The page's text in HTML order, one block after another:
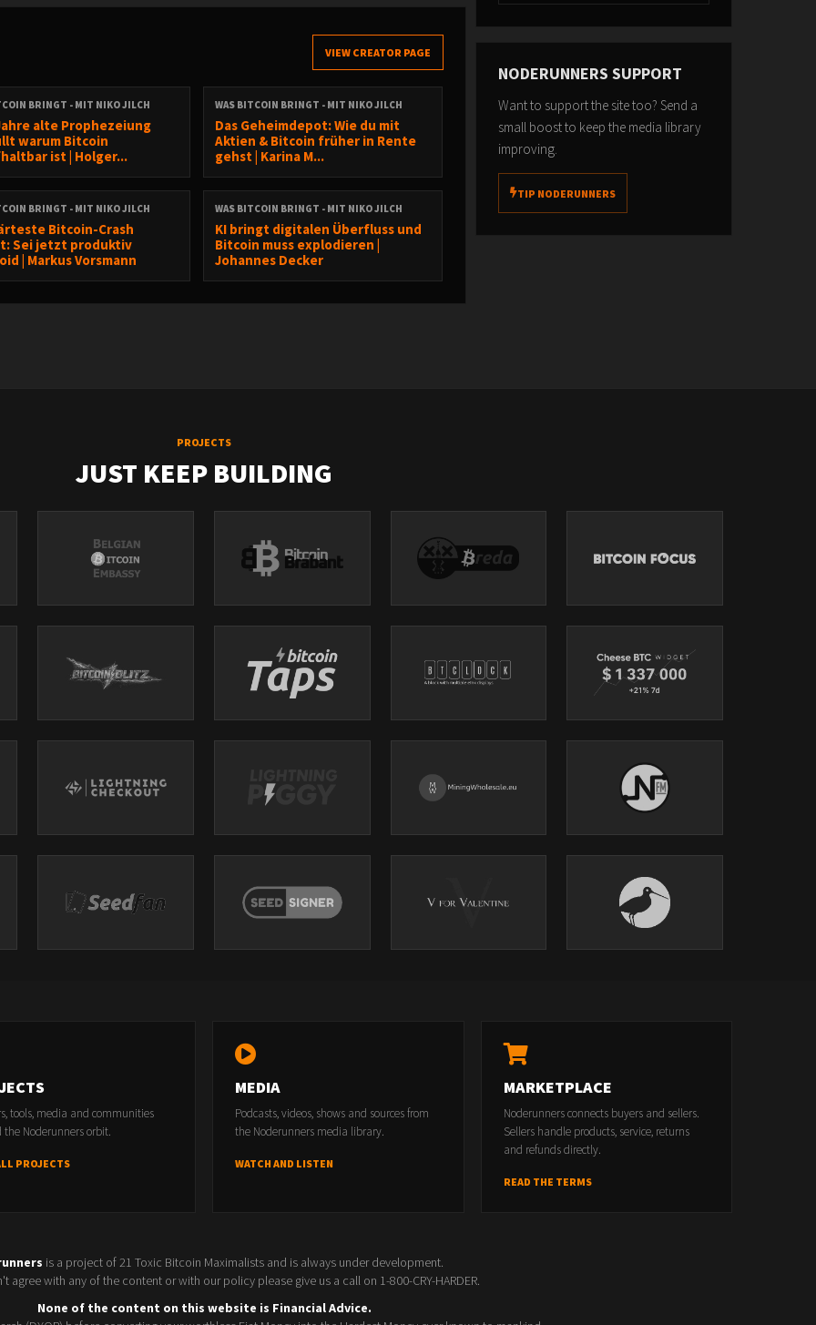
⭐️️️⭐️⭐️⭐️⭐️ bei
Apple und ein bei YouTubesehr freuen.
sowie die darin erteilten Hinweise und gesetzten Links dienen
VIEW CREATOR PAGE
BRINGT - MIT NIKO JILCH
alte Prophezeiung
warum Bitcoin
ist | Holger...
WAS BITCOIN BRINGT - MIT NIKO JILCH
Das Geheimdepot: Wie du mit
Aktien & Bitcoin früher in Rente
gehst | Karina M...
BRINGT - MIT NIKO JILCH
Bitcoin-Crash
Sei jetzt produktiv
| Markus Vorsmann
WAS BITCOIN BRINGT - MIT NIKO JILCH
KI bringt digitalen Überfluss und
Bitcoin muss explodieren |
Johannes Decker
NODERUNNERS SUPPORT
Want to support the site too? Send a
small boost to keep the media library
improving.
TIP NODERUNNERS
PROJECTS
JUST KEEP BUILDING
tools, media and communities
the Noderunners orbit.
PROJECTS
MEDIA
Podcasts, videos, shows and sources from
the Noderunners media library.
WATCH AND LISTEN
MARKETPLACE
Noderunners connects buyers and sellers.
Sellers handle products, service, returns
and refunds directly.
READ THE TERMS
is a project of 21 Toxic Bitcoin Maximalists and is always under development.
agree with any of the content or with our policy please give us a call on 1-800-CRY-HARDER.
None of the content on this website is Financial Advice.